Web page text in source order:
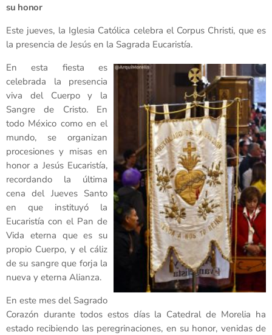
su honor
Este jueves, la Iglesia Católica celebra el Corpus Christi, que es
la presencia de Jesús en la Sagrada Eucaristía.
En esta fiesta es
celebrada la presencia
viva del Cuerpo y la
Sangre de Cristo. En
todo México como en el
mundo, se organizan
procesiones y misas en
honor a Jesús Eucaristía,
recordando la última
cena del Jueves Santo
en que instituyó la
Eucaristía con el Pan de
Vida eterna que es su
propio Cuerpo, y el cáliz
de su sangre que forja la
nueva y eterna Alianza.
En este mes del Sagrado
Corazón durante todos estos días la Catedral de Morelia ha
estado recibiendo las peregrinaciones, en su honor, venidas de